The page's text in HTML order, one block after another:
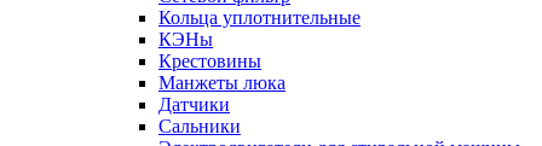
Кольца уплотнительные
КЭНы
Крестовины
Манжеты люка
Датчики
Сальники